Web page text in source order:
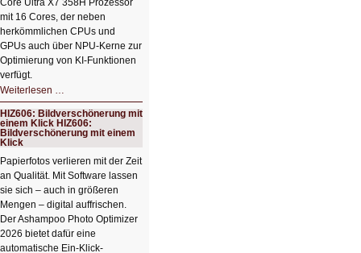
Core Ultra X7 358H Prozessor
mit 16 Cores, der neben
herkömmlichen CPUs und
GPUs auch über NPU-Kerne zur
Optimierung von KI-Funktionen
verfügt.
Weiterlesen …
Schicker
kompakter
Rechenturbo
HIZ606: Bildverschönerung mit
einem Klick HIZ606:
Bildverschönerung mit einem
Klick
Papierfotos verlieren mit der Zeit
an Qualität. Mit Software lassen
sie sich – auch in größeren
Mengen – digital auffrischen.
Der Ashampoo Photo Optimizer
2026 bietet dafür eine
automatische Ein-Klick-